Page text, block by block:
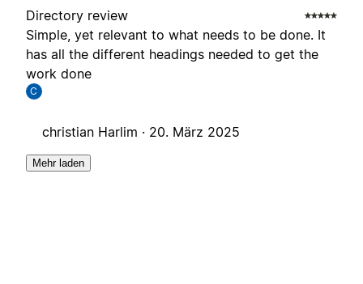
Directory review
Simple, yet relevant to what needs to be done. It
has all the different headings needed to get the
work done
C
christian Harlim · 20. März 2025
Mehr laden